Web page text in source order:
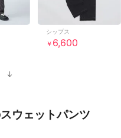
シップス
￥ 6,600
ウェットパンツ